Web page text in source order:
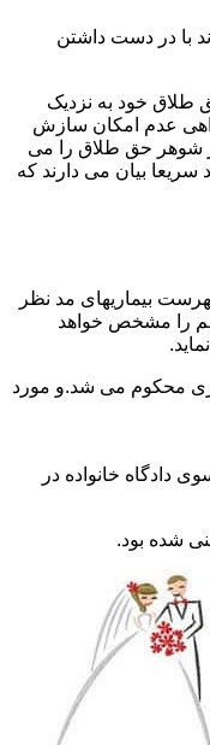
با در دست داشتن
طلاق خود به نزدیک
عدم امکان سازش
شوهر حق طلاق را می
سریعا بیان می دارند که
معتبر مبنی بر عدم اعتیاد به مواد مخدر و عدم ابتلا به بیماریهای مسری ( سیفلیس،تالاسمی و..) و نیز واکسیناسیون زوجین،قبل از ثبت ازدواج (ماده ۲۳ ).فهرست بیماریهای مد نظر
را مشخص خواهد
محکوم می شد.و مورد
از سوی دادگاه خانواده در
شده بود.